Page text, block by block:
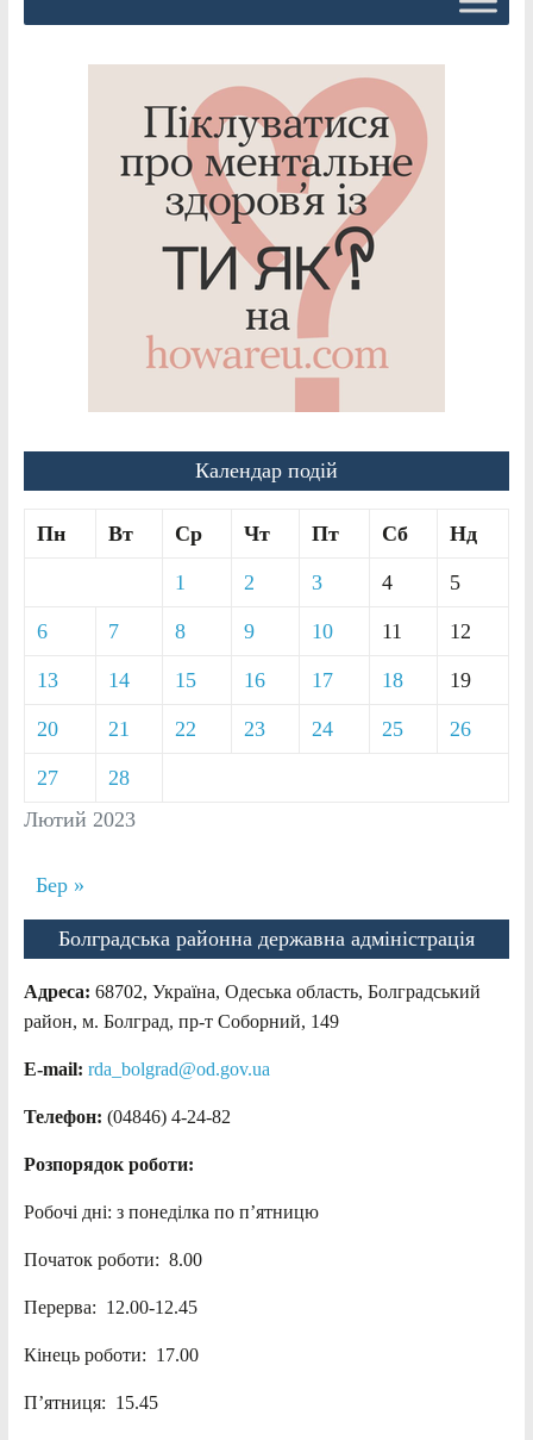
Календар подій
Лютий 2023
Пн Вт Ср Чт Пт Сб Нд
1 2 3 4 5
6 7 8 9 10 11 12
13 14 15 16 17 18 19
20 21 22 23 24 25 26
27 28
Бер »
Болградська районна державна адміністрація
Адреса: 68702, Україна, Одеська область, Болградський
район, м. Болград, пр-т Соборний, 149
E-mail: rda_bolgrad@od.gov.ua
Телефон: (04846) 4-24-82
Розпорядок роботи:
Робочі дні: з понеділка по п’ятницю
Початок роботи: 8.00
Перерва: 12.00-12.45
Кінець роботи: 17.00
П’ятниця: 15.45